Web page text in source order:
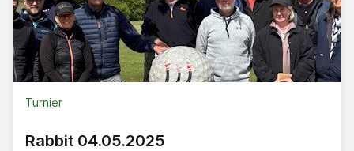
Turnier
Rabbit 04.05.2025